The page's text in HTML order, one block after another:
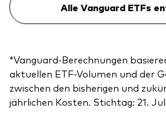
Alle Vanguard ETFs
*Vanguard-Berechnungen
aktuellen ETF-Volumen und der
zwischen den bisherigen und
jährlichen Kosten. Stichtag: 21.